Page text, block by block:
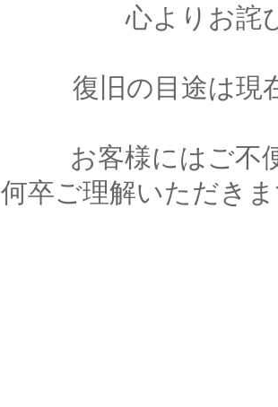
心よりお詫
復旧の目途は現
お客様にはご不
何卒ご理解いただき